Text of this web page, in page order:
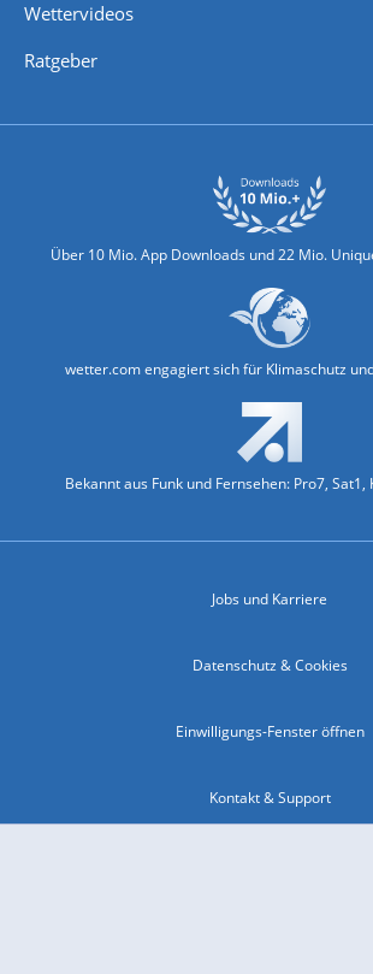
Wettervideos
Ratgeber
Über 10 Mio. App Downloads und 22 Mio.
wetter.com engagiert sich für Klimaschutz
Bekannt aus Funk und Fernsehen: Pro7, Sat1,
Jobs und Karriere
Datenschutz & Cookies
Einwilligungs-Fenster öffnen
Kontakt & Support